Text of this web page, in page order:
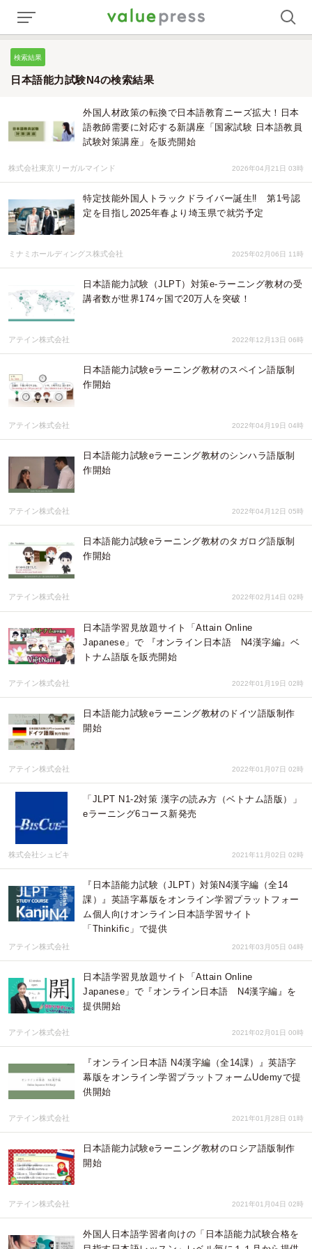
検索結果
日本語能力試験N4の検索結果
外国人材政策の転換で日本語教育ニーズ拡大！日本
語教師需要に対応する新講座「国家試験 日本語教員
試験対策講座」を販売開始
株式会社東京リーガルマインド 2026年04月21日 03時
特定技能外国人トラックドライバー誕生‼ 第1号認
定を目指し2025年春より埼玉県で就労予定
ミナミホールディングス株式会社 2025年02月06日 11時
日本語能力試験（JLPT）対策e-ラーニング教材の受
講者数が世界174ヶ国で20万人を突破！
アテイン株式会社 2022年12月13日 06時
日本語能力試験eラーニング教材のスペイン語版制
作開始
アテイン株式会社 2022年04月19日 04時
日本語能力試験eラーニング教材のシンハラ語版制
作開始
アテイン株式会社 2022年04月12日 05時
日本語能力試験eラーニング教材のタガログ語版制
作開始
アテイン株式会社 2022年02月14日 02時
日本語学習見放題サイト「Attain Online
Japanese」で 『オンライン日本語 N4漢字編』ベ
トナム語版を販売開始
アテイン株式会社 2022年01月19日 02時
日本語能力試験eラーニング教材のドイツ語版制作
開始
アテイン株式会社 2022年01月07日 02時
「JLPT N1-2対策 漢字の読み方（ベトナム語版）」
eラーニング6コース新発売
株式会社シュビキ 2021年11月02日 02時
『日本語能力試験（JLPT）対策N4漢字編（全14
課）』英語字幕版をオンライン学習プラットフォー
ム個人向けオンライン日本語学習サイト
「Thinkific」で提供
アテイン株式会社 2021年03月05日 04時
日本語学習見放題サイト「Attain Online
Japanese」で『オンライン日本語 N4漢字編』を
提供開始
アテイン株式会社 2021年02月01日 00時
『オンライン日本語 N4漢字編（全14課）』英語字
幕版をオンライン学習プラットフォームUdemyで提
供開始
アテイン株式会社 2021年01月28日 01時
日本語能力試験eラーニング教材のロシア語版制作
開始
アテイン株式会社 2021年01月04日 02時
外国人日本語学習者向けの「日本語能力試験合格を